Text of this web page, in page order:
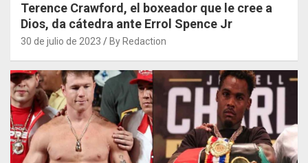
Terence Crawford, el boxeador que le cree a
Dios, da cátedra ante Errol Spence Jr
30 de julio de 2023 By Redaction